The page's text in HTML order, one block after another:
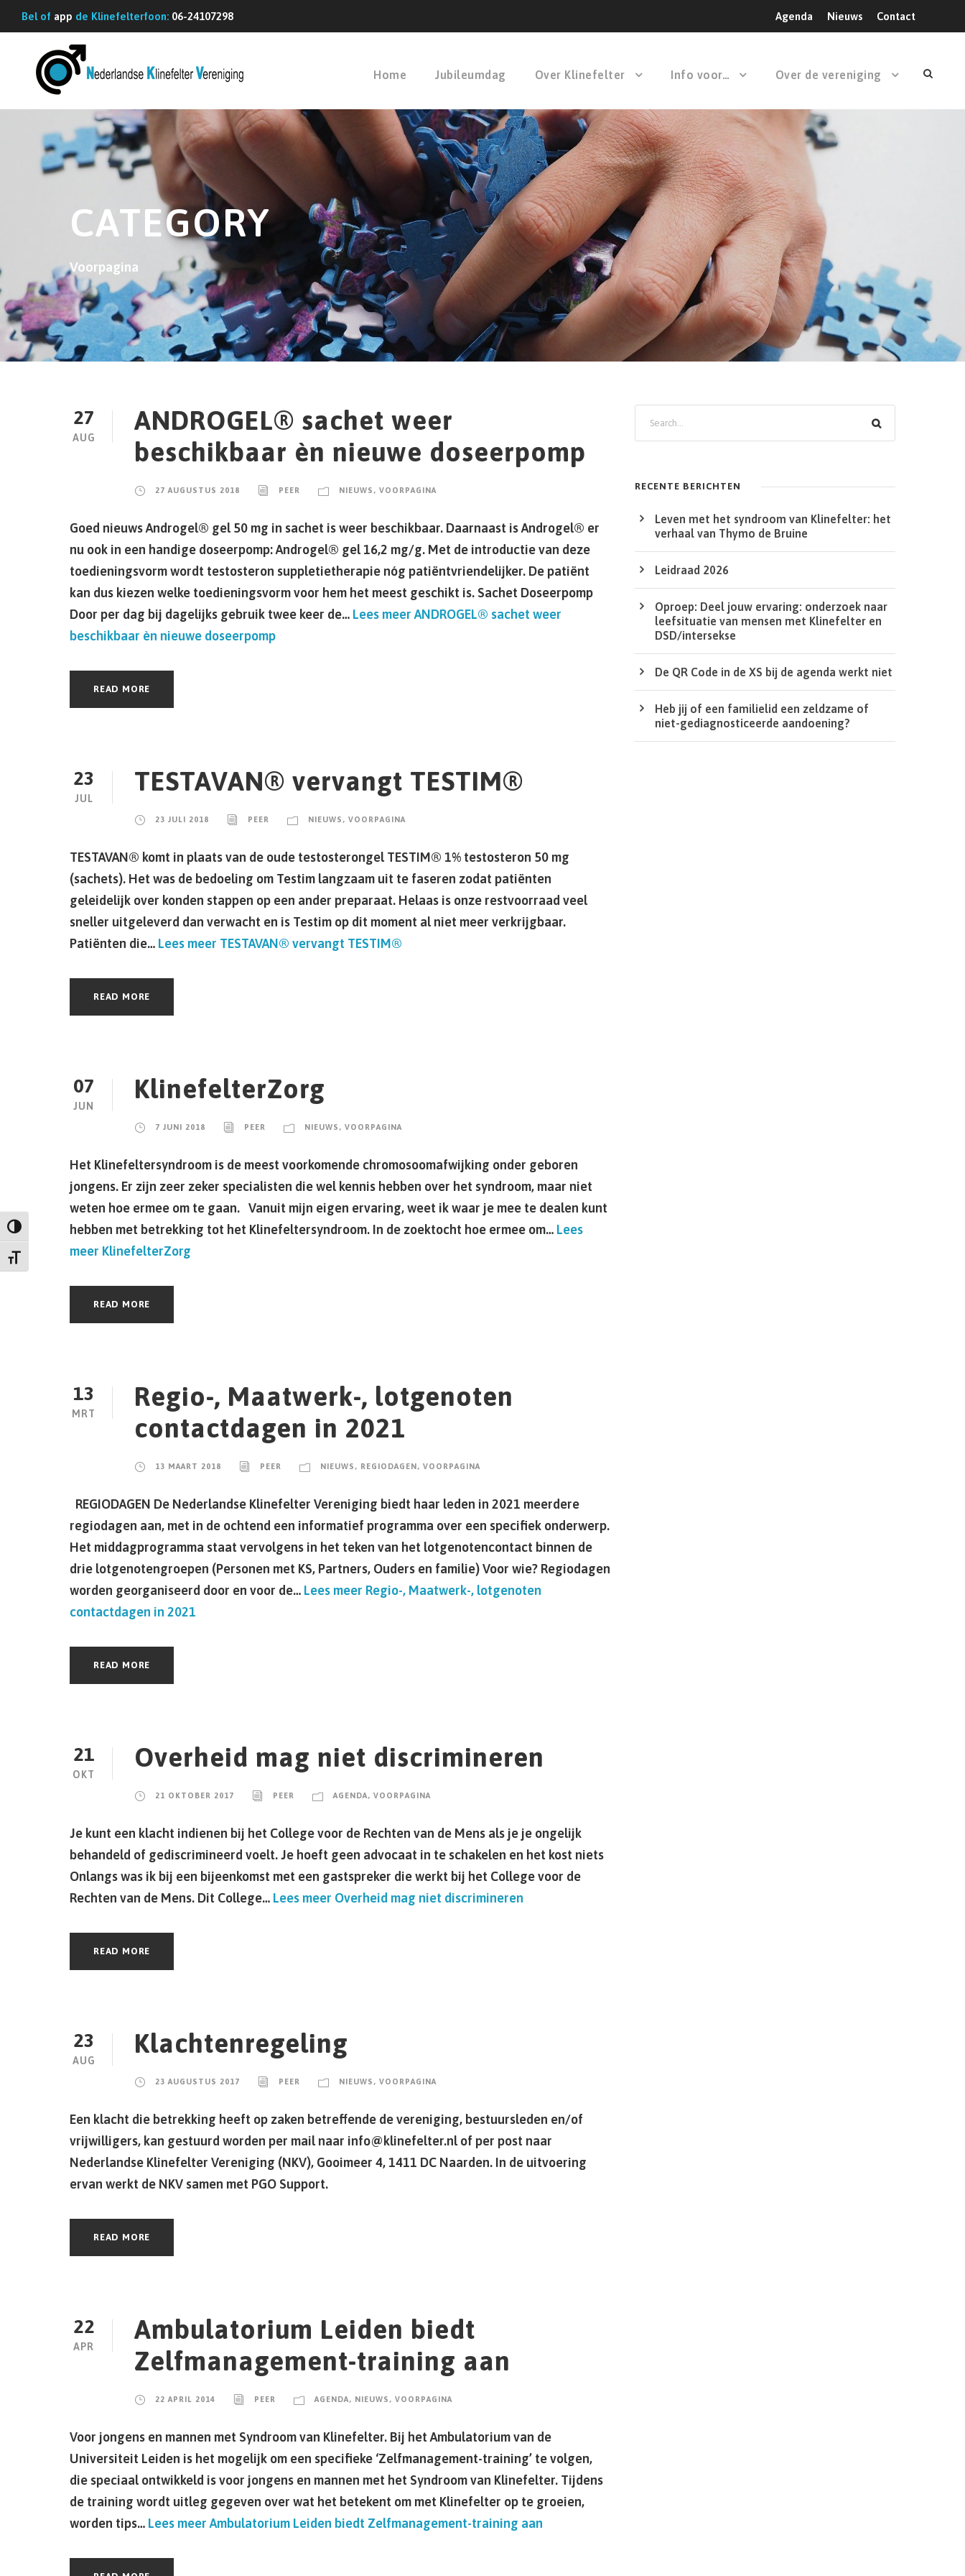
a
u
d
Keuze voor hoog contrast
Kies grootte van het lettertype
Bel of app de Klinefelterfoon: 06-24107298 Agenda Nieuws Contact
Home Jubileumdag Over Klinefelter Info voor… Over de vereniging
CATEGORY
Voorpagina
27
AUG
ANDROGEL® sachet weer
beschikbaar èn nieuwe doseerpomp
27 AUGUSTUS 2018 PEER NIEUWS , VOORPAGINA
Goed nieuws Androgel® gel 50 mg in sachet is weer beschikbaar. Daarnaast is Androgel® er
nu ook in een handige doseerpomp: Androgel® gel 16,2 mg/g. Met de introductie van deze
toedieningsvorm wordt testosteron suppletietherapie nóg patiëntvriendelijker. De patiënt
kan dus kiezen welke toedieningsvorm voor hem het meest geschikt is. Sachet Doseerpomp
Door per dag bij dagelijks gebruik twee keer de… Lees meer ANDROGEL® sachet weer
beschikbaar èn nieuwe doseerpomp
READ MORE
23
JUL
TESTAVAN® vervangt TESTIM®
23 JULI 2018 PEER NIEUWS , VOORPAGINA
TESTAVAN® komt in plaats van de oude testosterongel TESTIM® 1% testosteron 50 mg
(sachets). Het was de bedoeling om Testim langzaam uit te faseren zodat patiënten
geleidelijk over konden stappen op een ander preparaat. Helaas is onze restvoorraad veel
sneller uitgeleverd dan verwacht en is Testim op dit moment al niet meer verkrijgbaar.
Patiënten die… Lees meer TESTAVAN® vervangt TESTIM®
READ MORE
07
JUN
KlinefelterZorg
7 JUNI 2018 PEER NIEUWS , VOORPAGINA
Het Klinefeltersyndroom is de meest voorkomende chromosoomafwijking onder geboren
jongens. Er zijn zeer zeker specialisten die wel kennis hebben over het syndroom, maar niet
weten hoe ermee om te gaan. Vanuit mijn eigen ervaring, weet ik waar je mee te dealen kunt
hebben met betrekking tot het Klinefeltersyndroom. In de zoektocht hoe ermee om… Lees
meer KlinefelterZorg
READ MORE
13
MRT
Regio-, Maatwerk-, lotgenoten
contactdagen in 2021
13 MAART 2018 PEER NIEUWS , REGIODAGEN, VOORPAGINA
REGIODAGEN De Nederlandse Klinefelter Vereniging biedt haar leden in 2021 meerdere
regiodagen aan, met in de ochtend een informatief programma over een specifiek onderwerp.
Het middagprogramma staat vervolgens in het teken van het lotgenotencontact binnen de
drie lotgenotengroepen (Personen met KS, Partners, Ouders en familie) Voor wie? Regiodagen
worden georganiseerd door en voor de… Lees meer Regio-, Maatwerk-, lotgenoten
contactdagen in 2021
READ MORE
21
OKT
Overheid mag niet discrimineren
21 OKTOBER 2017 PEER AGENDA, VOORPAGINA
Je kunt een klacht indienen bij het College voor de Rechten van de Mens als je je ongelijk
behandeld of gediscrimineerd voelt. Je hoeft geen advocaat in te schakelen en het kost niets
Onlangs was ik bij een bijeenkomst met een gastspreker die werkt bij het College voor de
Rechten van de Mens. Dit College… Lees meer Overheid mag niet discrimineren
READ MORE
23
AUG
Klachtenregeling
23 AUGUSTUS 2017 PEER NIEUWS , VOORPAGINA
Een klacht die betrekking heeft op zaken betreffende de vereniging, bestuursleden en/of
vrijwilligers, kan gestuurd worden per mail naar info@klinefelter.nl of per post naar
Nederlandse Klinefelter Vereniging (NKV), Gooimeer 4, 1411 DC Naarden. In de uitvoering
ervan werkt de NKV samen met PGO Support.
READ MORE
22
APR
Ambulatorium Leiden biedt
Zelfmanagement-training aan
22 APRIL 2014 PEER AGENDA, NIEUWS , VOORPAGINA
Voor jongens en mannen met Syndroom van Klinefelter. Bij het Ambulatorium van de
Universiteit Leiden is het mogelijk om een specifieke ‘Zelfmanagement-training’ te volgen,
die speciaal ontwikkeld is voor jongens en mannen met het Syndroom van Klinefelter. Tijdens
de training wordt uitleg gegeven over wat het betekent om met Klinefelter op te groeien,
worden tips… Lees meer Ambulatorium Leiden biedt Zelfmanagement-training aan
n
RECENTE BERICHTEN
Leven met het syndroom van Klinefelter: het
verhaal van Thymo de Bruine
Leidraad 2026
Oproep: Deel jouw ervaring: onderzoek naar
leefsituatie van mensen met Klinefelter en
DSD/intersekse
De QR Code in de XS bij de agenda werkt niet
Heb jij of een familielid een zeldzame of
niet-gediagnosticeerde aandoening?